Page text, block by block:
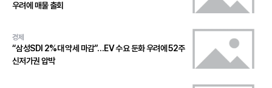
우려에 매물 출회
경제
“삼성SDI 2%대 약세 마감”…EV 수요 둔화 우려에 52주
신저가권 압박